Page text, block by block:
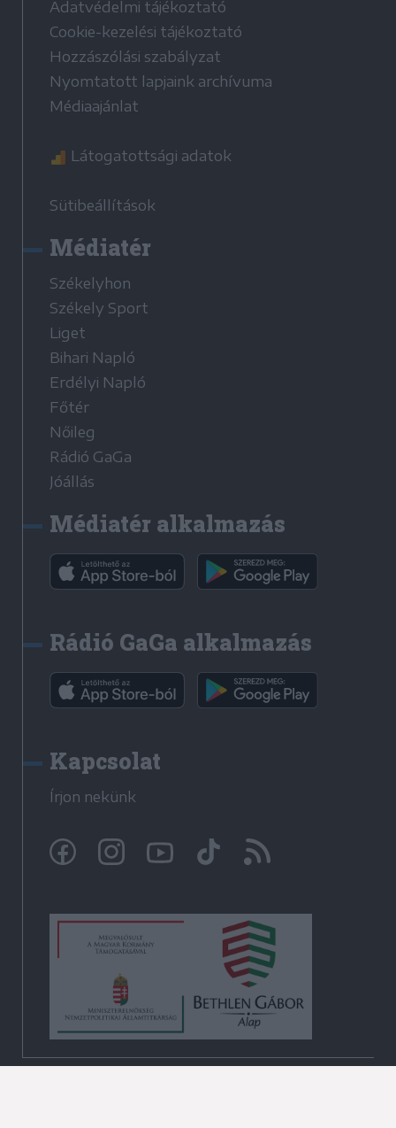
Adatvédelmi tájékoztató
Cookie-kezelési tájékoztató
Hozzászólási szabályzat
Nyomtatott lapjaink archívuma
Médiaajánlat
Látogatottsági adatok
Sütibeállítások
Médiatér
Székelyhon
Székely Sport
Liget
Bihari Napló
Erdélyi Napló
Főtér
Nőileg
Rádió GaGa
Jóállás
Médiatér alkalmazás
Rádió GaGa alkalmazás
Kapcsolat
Írjon nekünk